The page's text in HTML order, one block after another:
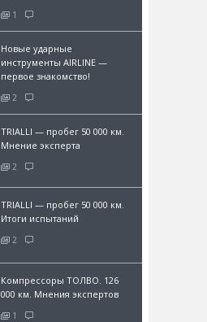
1
Новые ударные
инструменты AIRLINE —
первое знакомство!
2
TRIALLI — пробег 50 000 км.
Мнение эксперта
2
TRIALLI — пробег 50 000 км.
Итоги испытаний
2
Компрессоры ТОЛВО. 126
000 км. Мнения экспертов
1